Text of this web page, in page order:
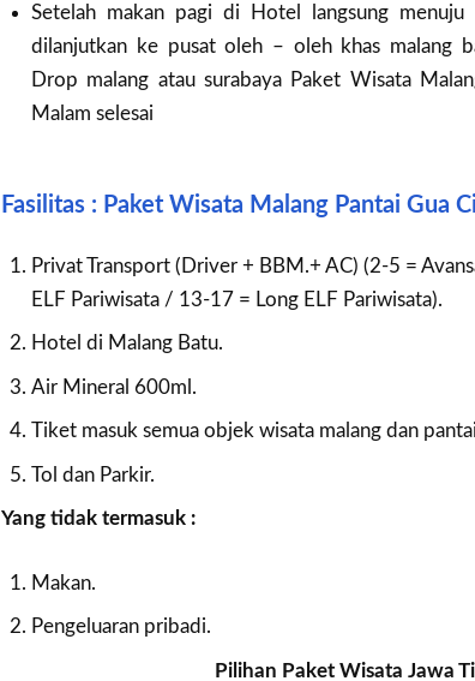
Setelah makan pagi di Hotel langsung
dilanjutkan ke pusat oleh – oleh khas malang
Drop malang atau surabaya Paket Wisata
Malam selesai
Fasilitas : Paket Wisata Malang Pantai Gua
Privat Transport (Driver + BBM.+ AC) (2-5 =
ELF Pariwisata / 13-17 = Long ELF Pariwisata).
Hotel di Malang Batu.
Air Mineral 600ml.
Tiket masuk semua objek wisata malang dan
Tol dan Parkir.
Yang tidak termasuk :
Makan.
Pengeluaran pribadi.
Pilihan Paket Wisata Jawa